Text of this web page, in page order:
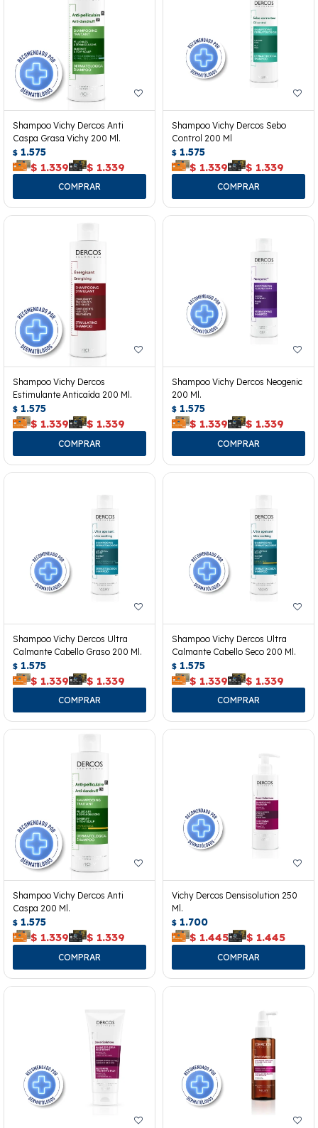
Shampoo Vichy Dercos Anti
Caspa Grasa Vichy 200 Ml.
$ 1.575
$ 1.339 $ 1.339
Shampoo Vichy Dercos Sebo
Control 200 Ml
$ 1.575
$ 1.339 $ 1.339
Shampoo Vichy Dercos
Estimulante Anticaída 200 Ml.
$ 1.575
$ 1.339 $ 1.339
Shampoo Vichy Dercos Neogenic
200 Ml.
$ 1.575
$ 1.339 $ 1.339
Shampoo Vichy Dercos Ultra
Calmante Cabello Graso 200 Ml.
$ 1.575
$ 1.339 $ 1.339
Shampoo Vichy Dercos Ultra
Calmante Cabello Seco 200 Ml.
$ 1.575
$ 1.339 $ 1.339
Shampoo Vichy Dercos Anti
Caspa 200 Ml.
$ 1.575
$ 1.339 $ 1.339
Vichy Dercos Densisolution 250
Ml.
$ 1.700
$ 1.445 $ 1.445